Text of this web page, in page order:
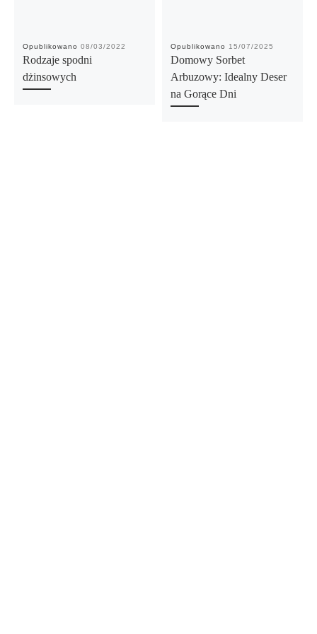
Opublikowano 08/03/2022
Rodzaje spodni
dżinsowych
Opublikowano 15/07/2025
Domowy Sorbet
Arbuzowy: Idealny Deser
na Gorące Dni